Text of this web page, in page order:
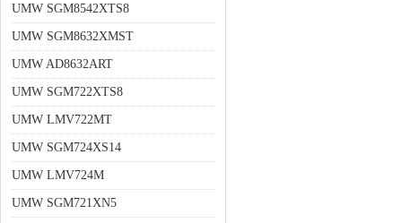
UMW SGM8542XTS8
UMW SGM8632XMST
UMW AD8632ART
UMW SGM722XTS8
UMW LMV722MT
UMW SGM724XS14
UMW LMV724M
UMW SGM721XN5